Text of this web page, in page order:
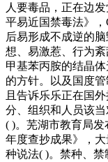
人要毒品，正在边
平易近国禁毒法》
后易形成不成逆的
想、易激惹、行为
甲基苯丙胺的结晶
的方针。以及国度
且告诉乐乐正在国
分、组织和人员该
( )。芜湖市教育局
年度查抄成果》，
种说法( )。禁种、